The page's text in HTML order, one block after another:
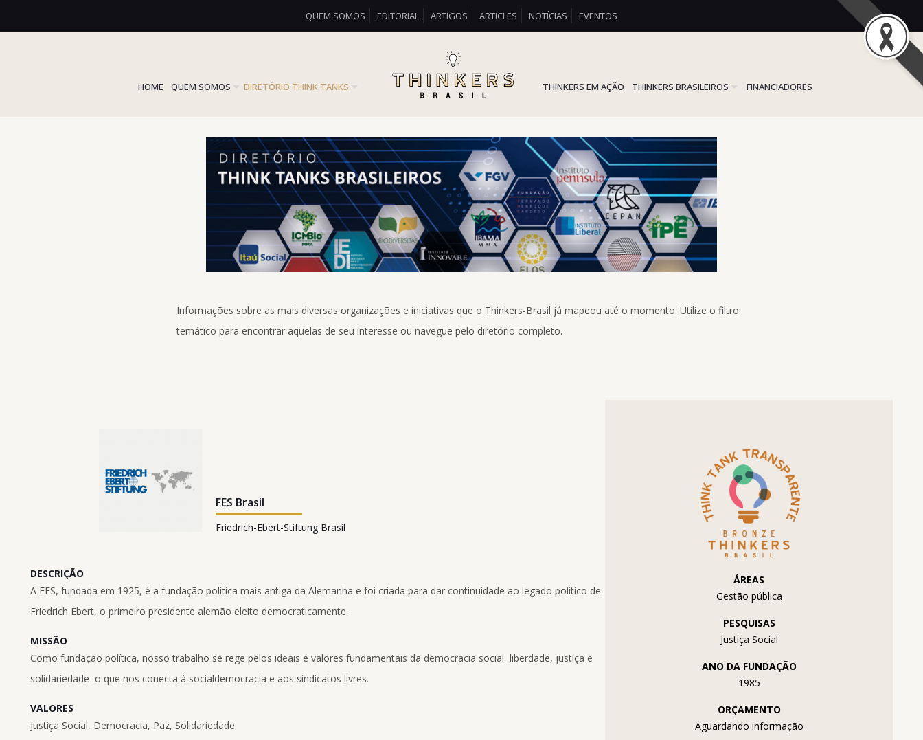
QUEM SOMOS EDITORIAL ARTIGOS ARTICLES NOTÍCIAS EVENTOS
HOME QUEM SOMOS DIRETÓRIO THINK TANKS THINKERS EM AÇÃO THINKERS BRASILEIROS FINANCIADORES
Informações sobre as mais diversas organizações e iniciativas que o Thinkers-Brasil já mapeou até o momento. Utilize o filtro
temático para encontrar aquelas de seu interesse ou navegue pelo diretório completo.
FES Brasil
Friedrich-Ebert-Stiftung Brasil
DESCRIÇÃO
A FES, fundada em 1925, é a fundação política mais antiga da Alemanha e foi criada para dar continuidade ao legado político de
Friedrich Ebert, o primeiro presidente alemão eleito democraticamente.
MISSÃO
Como fundação política, nosso trabalho se rege pelos ideais e valores fundamentais da democracia social  liberdade, justiça e
solidariedade  o que nos conecta à socialdemocracia e aos sindicatos livres.
VALORES
Justiça Social, Democracia, Paz, Solidariedade
ÁREAS
Gestão pública
PESQUISAS
Justiça Social
ANO DA FUNDAÇÃO
1985
ORÇAMENTO
Aguardando informação